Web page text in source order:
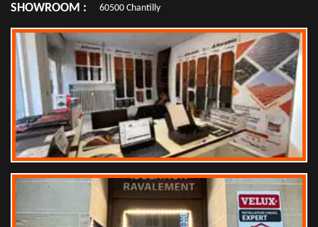
SHOWROOM :
60500 Chantilly